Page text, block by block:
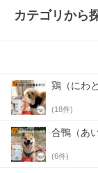
カテゴリから
鶏（にわ
(18件)
合鴨（あ
(6件)